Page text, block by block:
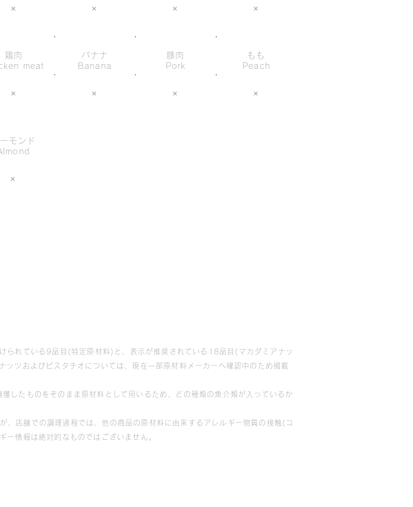
× × × ×
meat
鶏肉
×
Banana
バナナ
×
Pork
豚肉
×
Peach
もも
×
モンド
×
れている9品目(特定原材料)と、表示が推奨されている18品目(マカダミアナッ
ツおよびピスタチオについては、現在一部原材料メーカーへ確認中のため掲載
したものをそのまま原材料として用いるため、どの種類の魚介類が入っているか
店舗での調理過程では、他の商品の原材料に由来するアレルギー物質の接触(コ
情報は絶対的なものではございません。